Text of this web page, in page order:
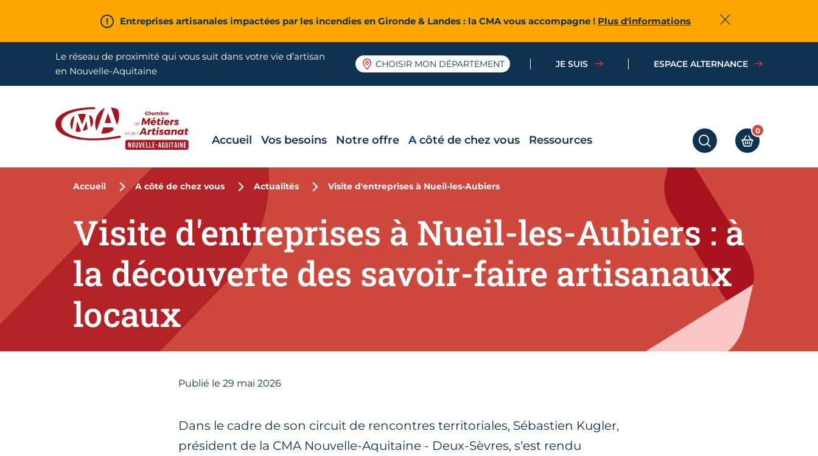
Entreprises artisanales impactées par les incendies en Gironde & Landes : la CMA vous accompagne ! Plus d'informations Fermer
Le réseau de proximité qui vous suit dans votre vie d’artisan
en Nouvelle-Aquitaine
CHOISIR MON DÉPARTEMENT JE SUIS ESPACE ALTERNANCE
RECHERCHERMON PANIER
0
Accueil Vos besoins Notre offre A côté de chez vous Ressources
Accueil A côté de chez vous Actualités Visite d'entreprises à Nueil-les-Aubiers
Visite d'entreprises à Nueil-les-Aubiers : à
la découverte des savoir-faire artisanaux
locaux
Publié le29 mai 2026
Dans le cadre de son circuit de rencontres territoriales, Sébastien Kugler,
président de la CMA Nouvelle-Aquitaine - Deux-Sèvres, s’est rendu